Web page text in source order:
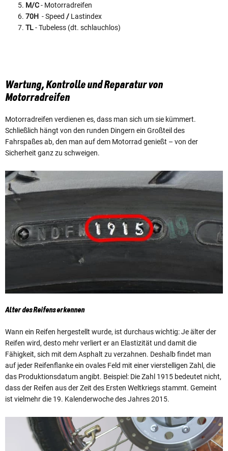
M/C- Motorradreifen
70H - Speed / Lastindex
TL- Tubeless (dt. schlauchlos)
Wartung, Kontrolle und Reparatur von
Motorradreifen
Motorradreifen verdienen es, dass man sich um sie kümmert.
Schließlich hängt von den runden Dingern ein Großteil des
Fahrspaßes ab, den man auf dem Motorrad genießt – von der
Sicherheit ganz zu schweigen.
Alter des Reifens erkennen
Wann ein Reifen hergestellt wurde, ist durchaus wichtig: Je älter der
Reifen wird, desto mehr verliert er an Elastizität und damit die
Fähigkeit, sich mit dem Asphalt zu verzahnen. Deshalb findet man
auf jeder Reifenflanke ein ovales Feld mit einer vierstelligen Zahl, die
das Produktionsdatum angibt. Beispiel: Die Zahl 1915 bedeutet nicht,
dass der Reifen aus der Zeit des Ersten Weltkriegs stammt. Gemeint
ist vielmehr die 19. Kalenderwoche des Jahres 2015.